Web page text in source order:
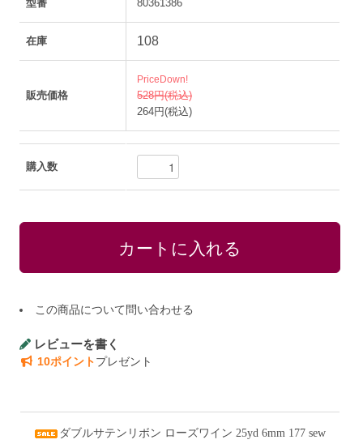
型番 80361386
在庫 108
販売価格
PriceDown!
528円(税込)
264円(税込)
購入数
この商品について問い合わせる
レビューを書く
10ポイントプレゼント
ダブルサテンリボン ローズワイン 25yd 6mm 177 sew